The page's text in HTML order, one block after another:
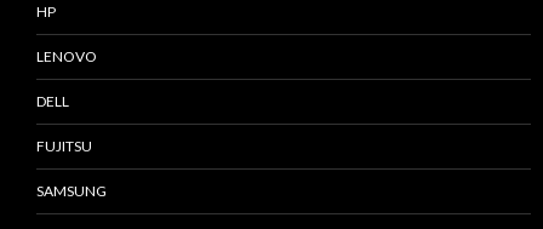
HP
LENOVO
DELL
FUJITSU
SAMSUNG